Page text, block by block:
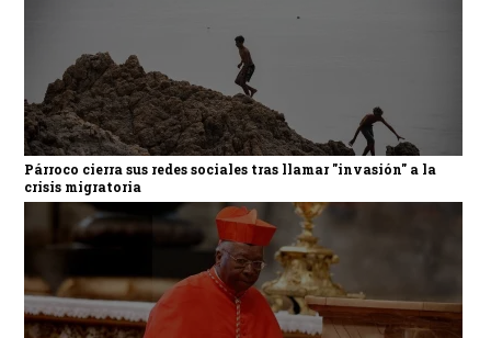
Párroco cierra sus redes sociales tras llamar "invasión" a la
crisis migratoria